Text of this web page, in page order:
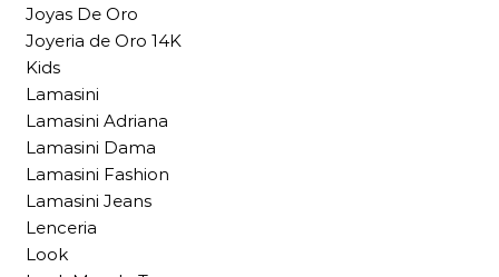
Joyas De Oro
Joyeria de Oro 14K
Kids
Lamasini
Lamasini Adriana
Lamasini Dama
Lamasini Fashion
Lamasini Jeans
Lenceria
Look